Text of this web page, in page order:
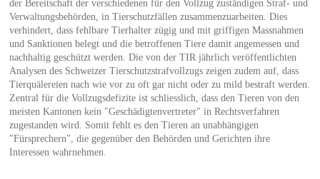
der Bereitschaft der verschiedenen für den Vollzug zuständigen Straf- und
Verwaltungsbehörden, in Tierschutzfällen zusammenzuarbeiten. Dies
verhindert, dass fehlbare Tierhalter zügig und mit griffigen Massnahmen
und Sanktionen belegt und die betroffenen Tiere damit angemessen und
nachhaltig geschützt werden. Die von der TIR jährlich veröffentlichten
Analysen des Schweizer Tierschutzstrafvollzugs zeigen zudem auf, dass
Tierquälereien nach wie vor zu oft gar nicht oder zu mild bestraft werden.
Zentral für die Vollzugsdefizite ist schliesslich, dass den Tieren von den
meisten Kantonen kein "Geschädigtenvertreter" in Rechtsverfahren
zugestanden wird. Somit fehlt es den Tieren an unabhängigen
"Fürsprechern", die gegenüber den Behörden und Gerichten ihre
Interessen wahrnehmen.